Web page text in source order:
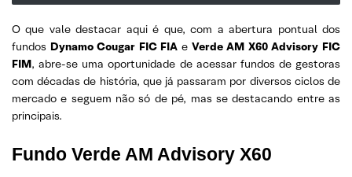
O que vale destacar aqui é que, com a abertura pontual dos
fundos Dynamo Cougar FIC FIA e Verde AM X60 Advisory FIC
FIM, abre-se uma oportunidade de acessar fundos de gestoras
com décadas de história, que já passaram por diversos ciclos de
mercado e seguem não só de pé, mas se destacando entre as
principais.
Fundo Verde AM Advisory X60